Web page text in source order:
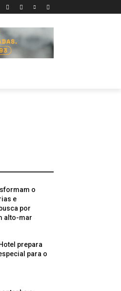
o
e
por
alto-mar
prepara
para o